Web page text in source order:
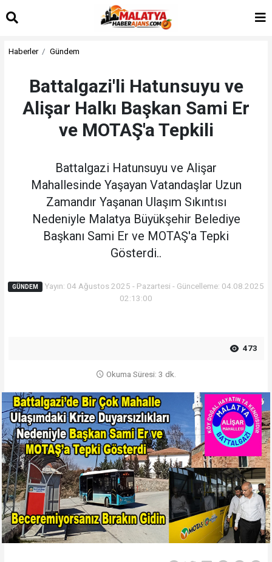
Haberler Gündem
Battalgazi'li Hatunsuyu ve
Alişar Halkı Başkan Sami Er
ve MOTAŞ'a Tepkili
Battalgazi Hatunsuyu ve Alişar
Mahallesinde Yaşayan Vatandaşlar Uzun
Zamandır Yaşanan Ulaşım Sıkıntısı
Nedeniyle Malatya Büyükşehir Belediye
Başkanı Sami Er ve MOTAŞ'a Tepki
Gösterdi..
GÜNDEM
Yayın: 04 Ağustos 2025 - Pazartesi - Güncelleme: 04.08.2025
02:13:00
473
Okuma Süresi: 3 dk.